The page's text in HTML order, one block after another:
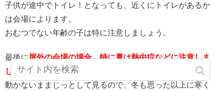
子供が途中でトイレ！となっても、近くにトイレがあるか
は会場によります。
おむつでない年齢の子は特に注意しましょう。
最後に屋外の会場の場合、特に夏は熱中症などに注意しま
しょう。
動かないままじっとして見るので、冬も思った以上に寒く